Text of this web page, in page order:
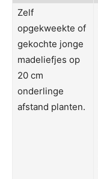
Zelf
opgekweekte of
gekochte jonge
madeliefjes op
20 cm
onderlinge
afstand planten.